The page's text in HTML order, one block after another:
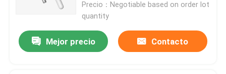
más elevado de los adultos
Precio：Negotiable based on order lot
quantity
Mejor precio Contacto